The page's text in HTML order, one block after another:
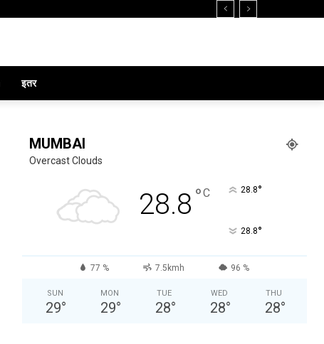
इतर
MUMBAI
Overcast Clouds
28.8 °C 28.8°
28.8°
77 % 7.5kmh 96 %
SUN
29°
MON
29°
TUE
28°
WED
28°
THU
28°